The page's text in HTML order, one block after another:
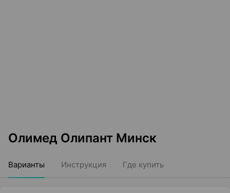
Олимед Олипант Минск
Варианты Инструкция Где купить